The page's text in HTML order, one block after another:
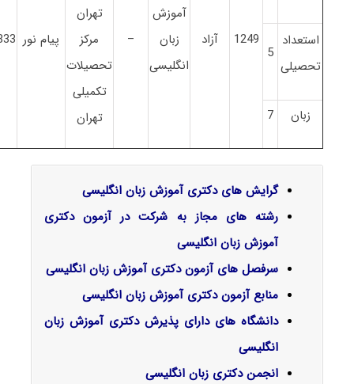
1249 آزاد
آموزش
زبان
انگلیسی
–
تهران
مرکز
تحصیلات
تکمیلی
تهران
پیام نور
استعداد
تحصیلی
5
زبان 7
گرایش‌ های دکتری آموزش زبان انگلیسی
رشته های مجاز به شرکت در آزمون دکتری
آموزش زبان انگلیسی
سرفصل‌ های آزمون دکتریآموزش زبان انگلیسی
منابع آزمون دکتریآموزش زبان انگلیسی
دانشگاه های دارای پذیرش دکتریآموزش زبان
انگلیسی
انجمن دکتری زبان انگلیسی